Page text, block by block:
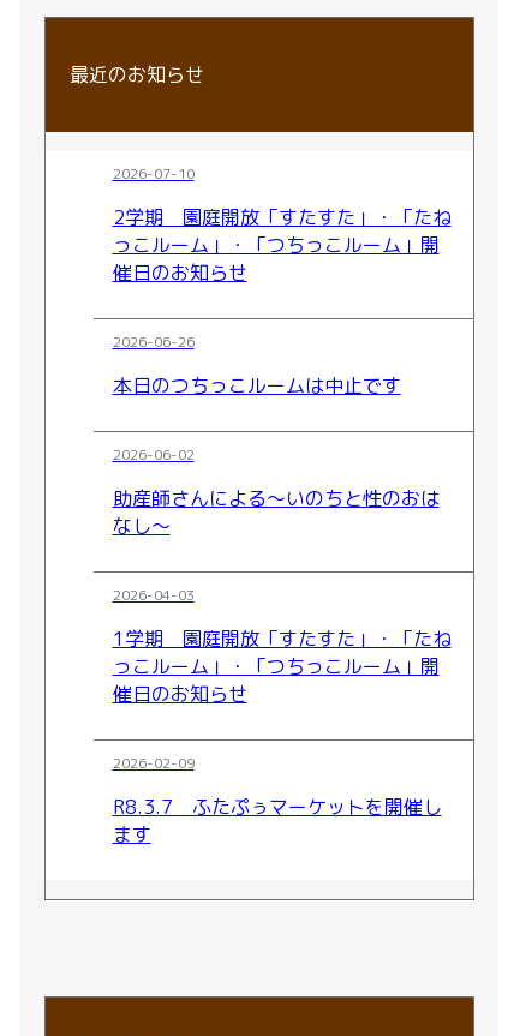
最近のお知らせ
2026-07-10
2学期 園庭開放「すたすた」・「たね
っこルーム」・「つちっこルーム」開
催日のお知らせ
2026-06-26
本日のつちっこルームは中止です
2026-06-02
助産師さんによる～いのちと性のおは
なし～
2026-04-03
1学期 園庭開放「すたすた」・「たね
っこルーム」・「つちっこルーム」開
催日のお知らせ
2026-02-09
R8.3.7 ふたぷぅマーケットを開催し
ます